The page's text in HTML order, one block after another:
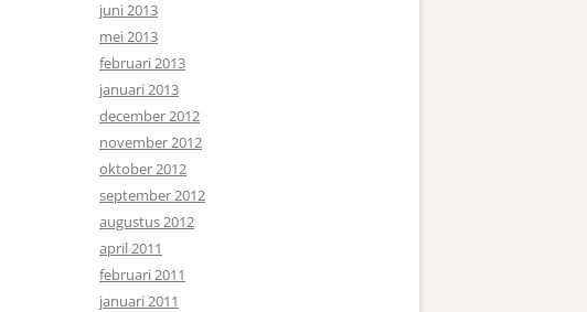
juni 2013
mei 2013
februari 2013
januari 2013
december 2012
november 2012
oktober 2012
september 2012
augustus 2012
april 2011
februari 2011
januari 2011